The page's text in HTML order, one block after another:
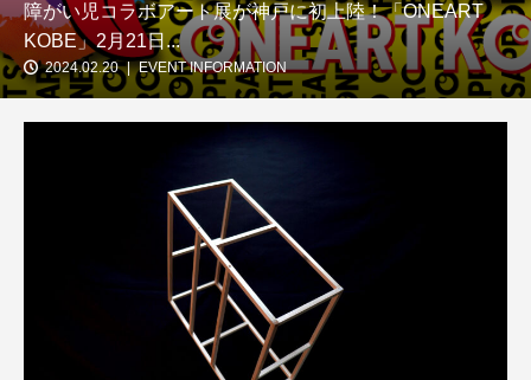
障がい児コラボアート展が神戸に初上陸！「ONEART
KOBE」2月21日...
2024.02.20 EVENT INFORMATION